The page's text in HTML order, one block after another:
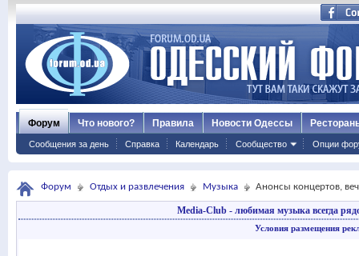
Форум
Сообщения за день Справка Календарь Сообщество Опции
Что нового? Правила Новости Одессы
Форум Отдых и развлечения Музыка Анонсы концертов,
Media-Club - любимая музыка всегда
Условия размещения